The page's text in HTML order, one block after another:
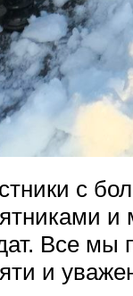
с
и
Все мы
и